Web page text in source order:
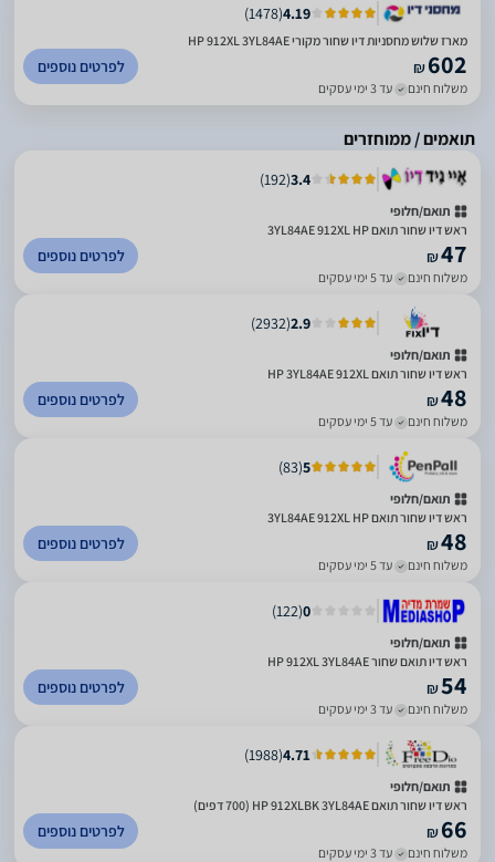
4.19
(
1478
)
מארז שלוש מחסניות דיו שחור מקורי HP 912XL 3YL84AE
₪602
משלוח חינם עד 3 ימי עסקים
לפרטים נוספים
תואמים / ממוחזרים
3.4
(
192
)
תואם/חלופי
ראש דיו שחור תואם 3YL84AE 912XL HP
₪47
משלוח חינם עד 5 ימי עסקים
לפרטים נוספים
2.9
(
2932
)
תואם/חלופי
ראש דיו שחור תואם HP 3YL84AE 912XL
₪48
משלוח חינם עד 5 ימי עסקים
לפרטים נוספים
5
(
83
)
תואם/חלופי
ראש דיו שחור תואם 3YL84AE 912XL HP
₪48
משלוח חינם עד 5 ימי עסקים
לפרטים נוספים
0
(
122
)
תואם/חלופי
ראש דיו תואם שחור HP 912XL 3YL84AE
₪54
משלוח חינם עד 3 ימי עסקים
לפרטים נוספים
4.71
(
1988
)
תואם/חלופי
ראש דיו שחור תואם HP 912XLBK 3YL84AE (700 דפים)
₪66
משלוח חינם עד 3 ימי עסקים
לפרטים נוספים